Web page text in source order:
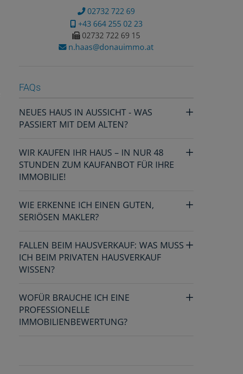
02732 722 69
+43 664 255 02 23
02732 722 69 15
n.haas@donauimmo.at
FAQs
NEUES HAUS IN AUSSICHT - WAS
PASSIERT MIT DEM ALTEN?
WIR KAUFEN IHR HAUS – IN NUR 48
STUNDEN ZUM KAUFANBOT FÜR IHRE
IMMOBILIE!
WIE ERKENNE ICH EINEN GUTEN,
SERIÖSEN MAKLER?
FALLEN BEIM HAUSVERKAUF: WAS MUSS
ICH BEIM PRIVATEN HAUSVERKAUF
WISSEN?
WOFÜR BRAUCHE ICH EINE
PROFESSIONELLE
IMMOBILIENBEWERTUNG?